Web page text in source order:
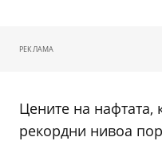
РЕКЛАМА
Цените на нафтата,
рекордни нивоа